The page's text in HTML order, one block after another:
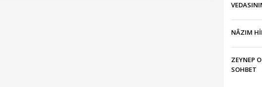
NÂZIM
ZEYNEP
SOHBET